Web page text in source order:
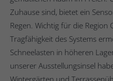
Zuhause sind, bietet ein
Regen. Wichtig für die
Tragfähigkeit des Systems
Schneelasten in höheren
unserer Ausstellungsinsel
Wintergärten und